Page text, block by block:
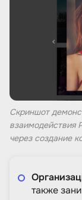
Скриншот
взаимодействия
через создание
также